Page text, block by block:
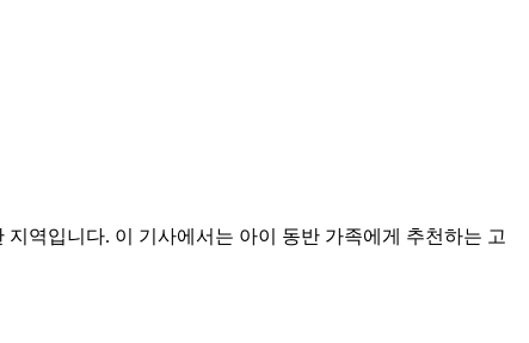
역입니다. 이 기사에서는 아이 동반 가족에게 추천하는 고